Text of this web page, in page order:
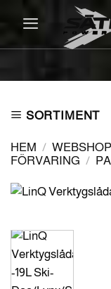
SORTIMENT
HEM / WEBSHOP
FÖRVARING /